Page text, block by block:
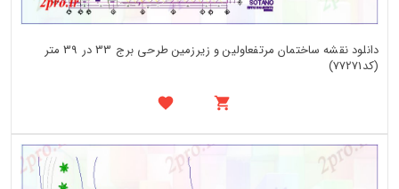
دانلود نقشه ساختمان مرتفعاولین و زیرزمین طرحی برج 33 در 39 متر
(کد77271)